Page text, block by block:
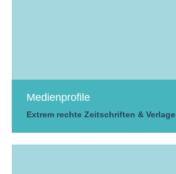
Medienprofile
Extrem rechte Zeitschriften & Verlage